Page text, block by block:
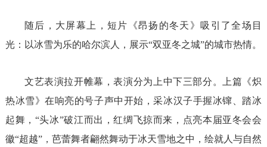
随后，大屏幕上，短片《昂扬的冬天》吸引了全场目
光：以冰雪为乐的哈尔滨人，展示“双亚冬之城”的城市热情。
文艺表演拉开帷幕，表演分为上中下三部分。上篇《炽
热冰雪》在响亮的号子声中开始，采冰汉子手握冰镩、踏冰
起舞，“头冰”破江而出，红绸飞掠而来，点亮本届亚冬会会
徽“超越”，芭蕾舞者翩然舞动于冰天雪地之中，绘就人与自然